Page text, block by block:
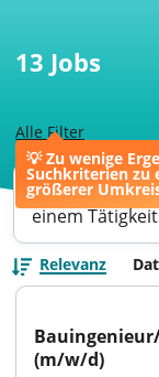
💡 Zu wenige
Suchkriterien zu
größerer
Alle Filter
13 Jobs
Ihre Jobsuche
wenn Sie
einem
Relevanz
(m/w/d)